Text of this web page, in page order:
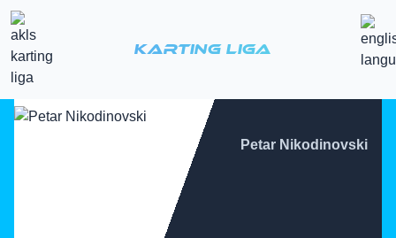
Karting Liga
Petar Nikodinovski